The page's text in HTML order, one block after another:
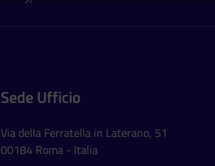
Sede Ufficio
Via della Ferratella in Laterano, 51
00184 Roma - Italia